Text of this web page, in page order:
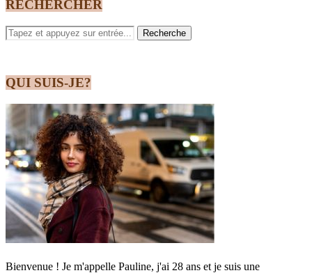
RECHERCHER
QUI SUIS-JE?
Bienvenue ! Je m'appelle Pauline, j'ai 28 ans et je suis une